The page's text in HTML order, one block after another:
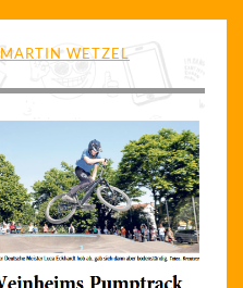
MARTIN WETZEL